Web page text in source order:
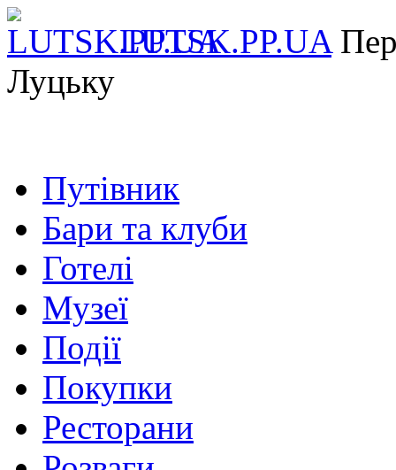
LUTSK.PP.UA
Луцьку
Путівник
Бари та клуби
Готелі
Музеї
Події
Покупки
Ресторани